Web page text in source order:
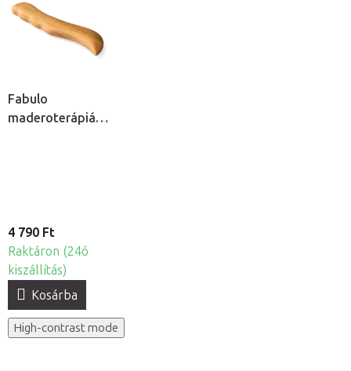
Fabulo
maderoterápiás
4 790 Ft
Raktáron (24ó
kiszállítás)
Kosárba
High-contrast mode